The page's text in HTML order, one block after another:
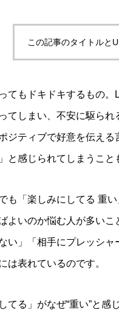
この記事のタイトルと
てもドキドキするもの
てしまい、不安に駆ら
ジティブで好意を伝え
と感じられてしまうこと
も「楽しみにしてる 重
よいのか悩む人が多い
い」「相手にプレッシ
は表れているのです。
てる」がなぜ“重い”と